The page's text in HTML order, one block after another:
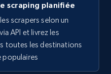
Essai gratuit
scraping planifiée
scrapers selon un
API et livrez les
toutes les destinations
populaires